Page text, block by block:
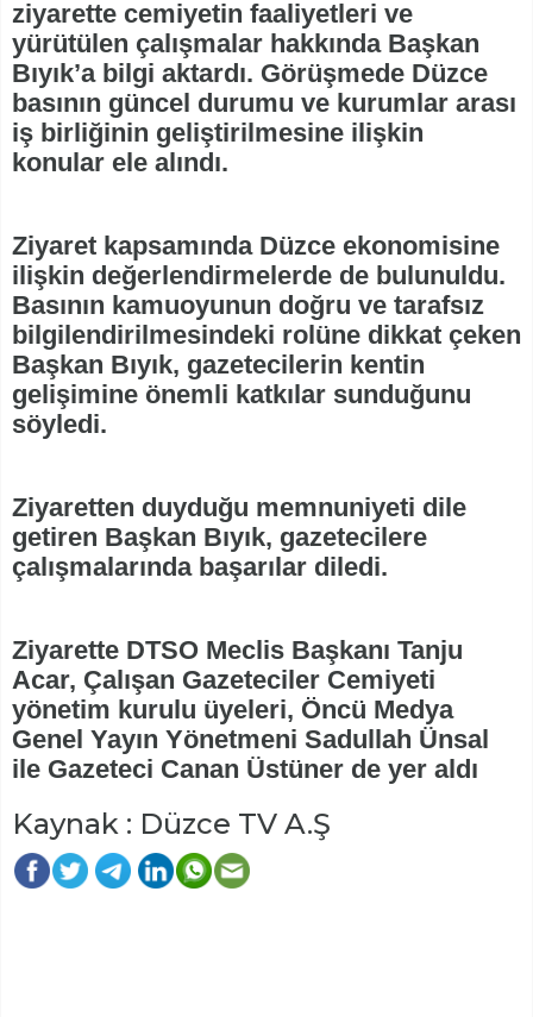
ziyarette cemiyetin faaliyetleri ve
yürütülen çalışmalar hakkında Başkan
Bıyık’a bilgi aktardı. Görüşmede Düzce
basının güncel durumu ve kurumlar arası
iş birliğinin geliştirilmesine ilişkin
konular ele alındı.
Ziyaret kapsamında Düzce ekonomisine
ilişkin değerlendirmelerde de bulunuldu.
Basının kamuoyunun doğru ve tarafsız
bilgilendirilmesindeki rolüne dikkat çeken
Başkan Bıyık, gazetecilerin kentin
gelişimine önemli katkılar sunduğunu
söyledi.
Ziyaretten duyduğu memnuniyeti dile
getiren Başkan Bıyık, gazetecilere
çalışmalarında başarılar diledi.
Ziyarette DTSO Meclis Başkanı Tanju
Acar, Çalışan Gazeteciler Cemiyeti
yönetim kurulu üyeleri, Öncü Medya
Genel Yayın Yönetmeni Sadullah Ünsal
ile Gazeteci Canan Üstüner de yer aldı
Kaynak : Düzce TV A.Ş